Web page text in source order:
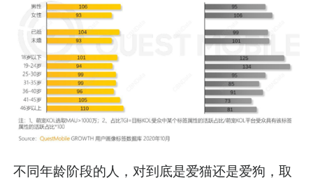
不同年龄阶段的人，对到底是爱猫还是爱狗，取